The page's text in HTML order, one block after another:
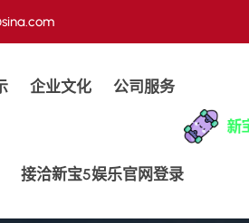
企业文化 公司服务
接洽新宝5娱乐官网登录